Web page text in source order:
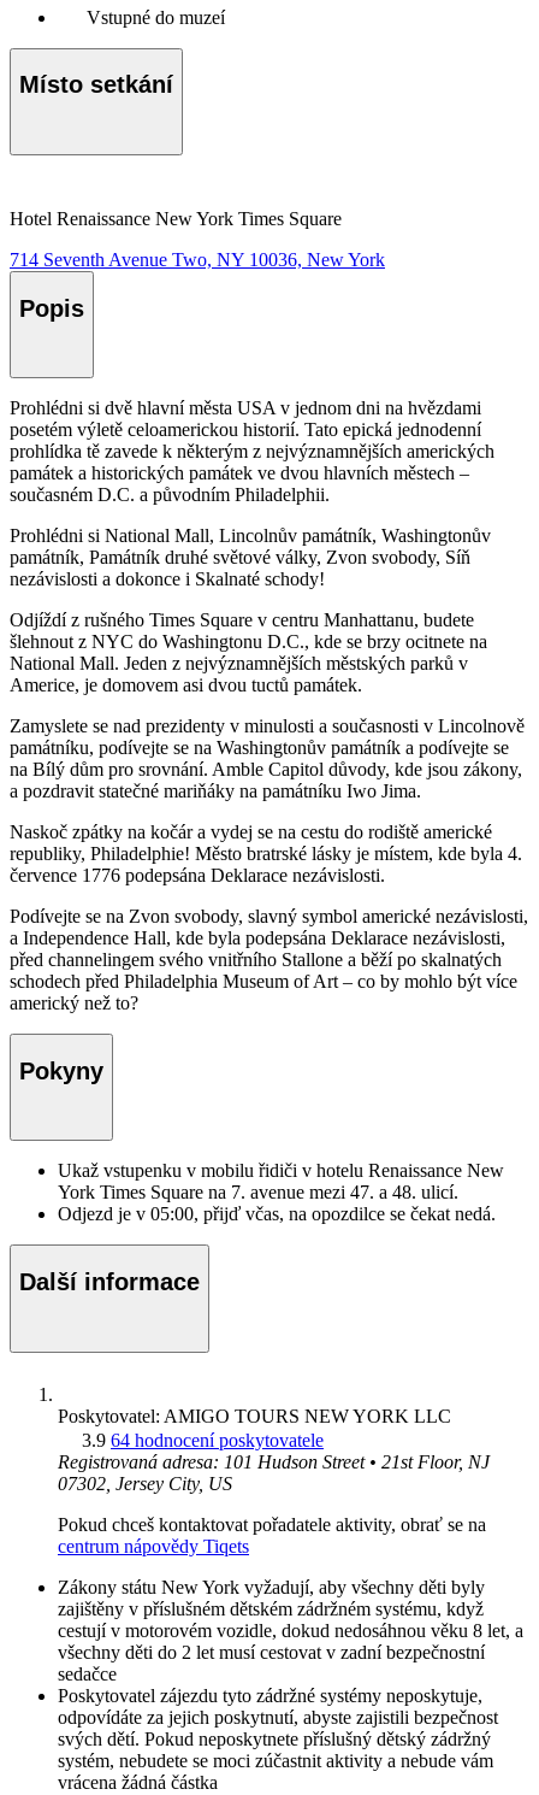
Vstupné do muzeí
Místo setkání
Hotel Renaissance New York Times Square
714 Seventh Avenue Two, NY 10036, New York
Popis
Prohlédni si dvě hlavní města USA v jednom dni na hvězdami
posetém výletě celoamerickou historií. Tato epická jednodenní
prohlídka tě zavede k některým z nejvýznamnějších amerických
památek a historických památek ve dvou hlavních městech –
současném D.C. a původním Philadelphii.
Prohlédni si National Mall, Lincolnův památník, Washingtonův
památník, Památník druhé světové války, Zvon svobody, Síň
nezávislosti a dokonce i Skalnaté schody!
Odjíždí z rušného Times Square v centru Manhattanu, budete
šlehnout z NYC do Washingtonu D.C., kde se brzy ocitnete na
National Mall. Jeden z nejvýznamnějších městských parků v
Americe, je domovem asi dvou tuctů památek.
Zamyslete se nad prezidenty v minulosti a současnosti v Lincolnově
památníku, podívejte se na Washingtonův památník a podívejte se
na Bílý dům pro srovnání. Amble Capitol důvody, kde jsou zákony,
a pozdravit statečné mariňáky na památníku Iwo Jima.
Naskoč zpátky na kočár a vydej se na cestu do rodiště americké
republiky, Philadelphie! Město bratrské lásky je místem, kde byla 4.
července 1776 podepsána Deklarace nezávislosti.
Podívejte se na Zvon svobody, slavný symbol americké nezávislosti,
a Independence Hall, kde byla podepsána Deklarace nezávislosti,
před channelingem svého vnitřního Stallone a běží po skalnatých
schodech před Philadelphia Museum of Art – co by mohlo být více
americký než to?
Pokyny
Ukaž vstupenku v mobilu řidiči v hotelu Renaissance New
York Times Square na 7. avenue mezi 47. a 48. ulicí.
Odjezd je v 05:00, přijď včas, na opozdilce se čekat nedá.
Další informace
Poskytovatel: AMIGO TOURS NEW YORK LLC
3.9 64 hodnocení poskytovatele
Registrovaná adresa: 101 Hudson Street • 21st Floor, NJ
07302, Jersey City, US
Pokud chceš kontaktovat pořadatele aktivity, obrať se na
centrum nápovědy Tiqets
Zákony státu New York vyžadují, aby všechny děti byly
zajištěny v příslušném dětském zádržném systému, když
cestují v motorovém vozidle, dokud nedosáhnou věku 8 let, a
všechny děti do 2 let musí cestovat v zadní bezpečnostní
sedačce
Poskytovatel zájezdu tyto zádržné systémy neposkytuje,
odpovídáte za jejich poskytnutí, abyste zajistili bezpečnost
svých dětí. Pokud neposkytnete příslušný dětský zádržný
systém, nebudete se moci zúčastnit aktivity a nebude vám
vrácena žádná částka